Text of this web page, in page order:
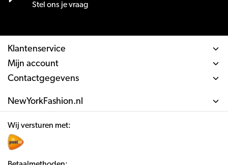
Stel ons je vraag
Klantenservice
Mijn account
Contactgegevens
NewYorkFashion.nl
Wij versturen met: